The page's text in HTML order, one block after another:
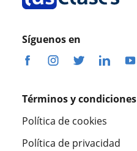
Síguenos en
Términos y condiciones
Política de cookies
Política de privacidad